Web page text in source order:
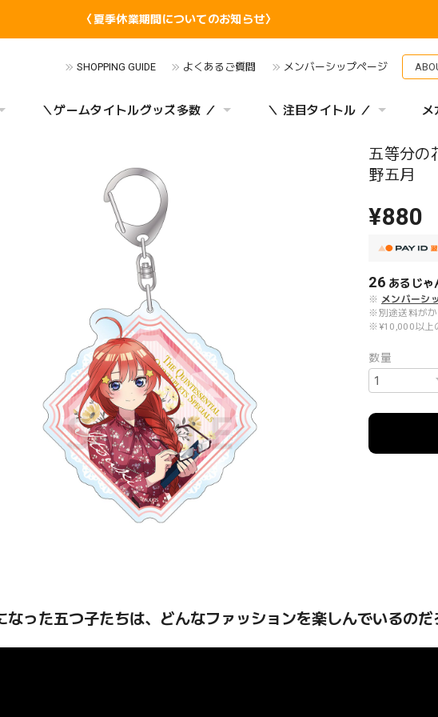
〈夏季休業期間についてのお知らせ〉
SHOPPING GUIDE よくあるご質問 メンバーシップページ
＼ゲームタイトルグッズ多数 ／ ＼ 注目タイトル ／ メ
五等分の
野五月
¥880
26 あるじゃ
※ メンバーシ
※別途送料がか
※¥10,000以上
数量
なった五つ子たちは、どんなファッションを楽しんでいるのだ